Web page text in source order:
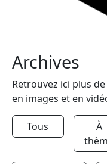
Archives
Retrouvez ici plus
en images et en
Tous
À